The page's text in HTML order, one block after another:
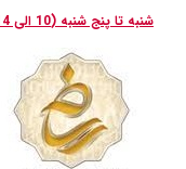
شنبه تا پنج شنبه (10 الی 14و17 الی 20)